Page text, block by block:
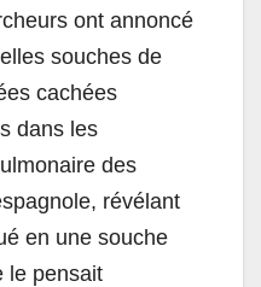
ont annoncé
souches de
cachées
dans les
des
révélant
en une souche
le pensait